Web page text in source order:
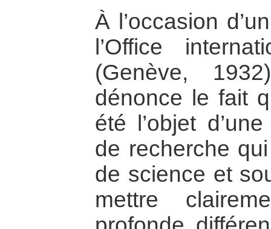
À l’occasion
l’Office
(Genève,
dénonce le fait
été l’objet
de recherche
de science et
mettre